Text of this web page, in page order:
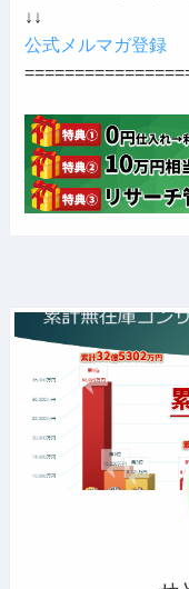
↓↓
公式メルマガ登録